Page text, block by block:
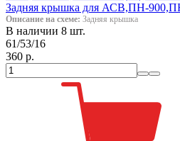
Задняя крышка для АСВ,ПН-
Описание на схеме: Задняя крышка
В наличии 8 шт.
61/53/16
360 р.